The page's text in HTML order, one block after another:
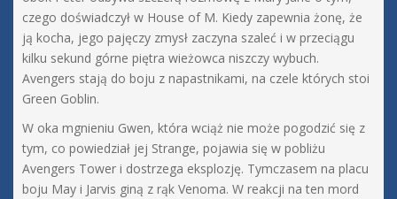
czego doświadczył w House of M. Kiedy zapewnia żonę, że
ją kocha, jego pajęczy zmysł zaczyna szaleć i w przeciągu
kilku sekund górne piętra wieżowca niszczy wybuch.
Avengers stają do boju z napastnikami, na czele których stoi
Green Goblin.
W oka mgnieniu Gwen, która wciąż nie może pogodzić się z
tym, co powiedział jej Strange, pojawia się w pobliżu
Avengers Tower i dostrzega eksplozję. Tymczasem na placu
boju May i Jarvis giną z rąk Venoma. W reakcji na ten mord